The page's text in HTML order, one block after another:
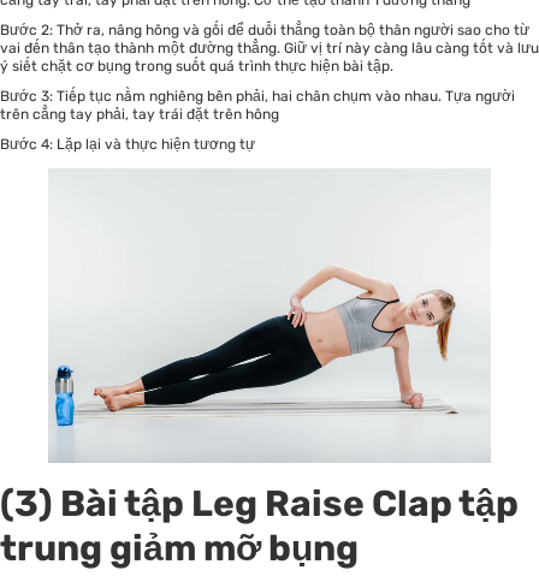
Bước 2: Thở ra, nâng hông và gối để duỗi thẳng toàn bộ thân người sao cho từ
vai đến thân tạo thành một đường thẳng. Giữ vị trí này càng lâu càng tốt và lưu
ý siết chặt cơ bụng trong suốt quá trình thực hiện bài tập.
Bước 3: Tiếp tục nằm nghiêng bên phải, hai chân chụm vào nhau. Tựa người
trên cẳng tay phải, tay trái đặt trên hông
Bước 4: Lặp lại và thực hiện tương tự
(3) Bài tập Leg Raise Clap tập
trung giảm mỡ bụng